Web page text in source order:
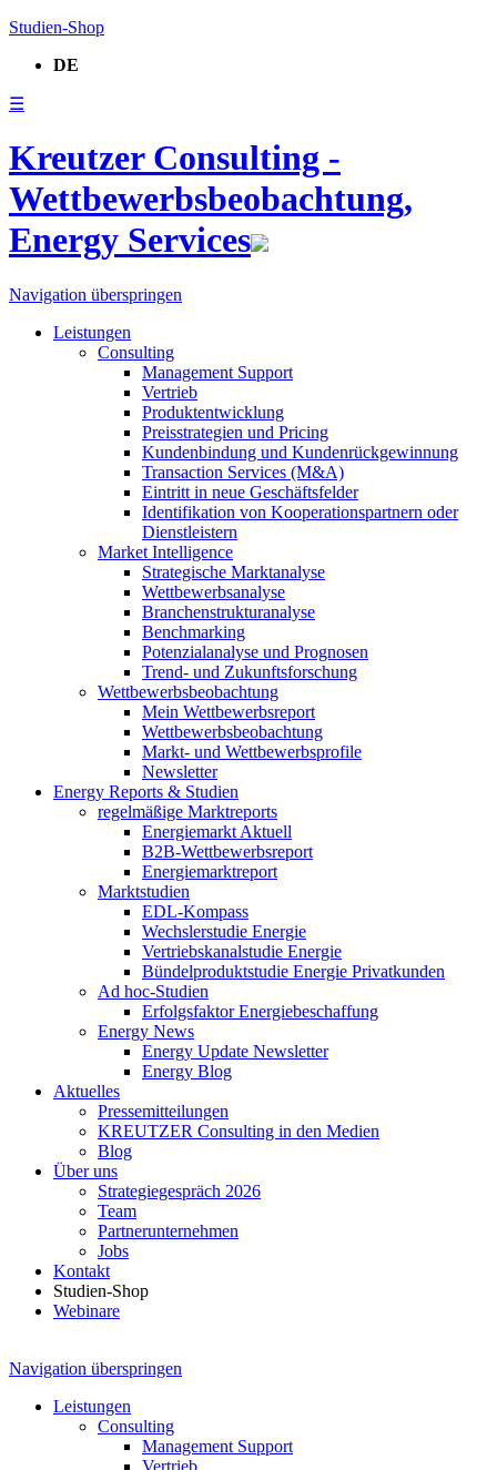
Studien-Shop
DE
☰
Kreutzer Consulting -
Wettbewerbsbeobachtung,
Energy Services
Navigation überspringen
Leistungen
Consulting
Management Support
Vertrieb
Produktentwicklung
Preisstrategien und Pricing
Kundenbindung und Kundenrückgewinnung
Transaction Services (M&A)
Eintritt in neue Geschäftsfelder
Identifikation von Kooperationspartnern oder
Dienstleistern
Market Intelligence
Strategische Marktanalyse
Wettbewerbsanalyse
Branchenstrukturanalyse
Benchmarking
Potenzialanalyse und Prognosen
Trend- und Zukunftsforschung
Wettbewerbs­beobachtung
Mein Wettbewerbsreport
Wettbewerbsbeobachtung
Markt- und Wettbewerbsprofile
Newsletter
Energy Reports & Studien
regelmäßige Marktreports
Energiemarkt Aktuell
B2B-Wettbewerbsreport
Energiemarktreport
Marktstudien
EDL-Kompass
Wechslerstudie Energie
Vertriebskanalstudie Energie
Bündelproduktstudie Energie Privatkunden
Ad hoc-Studien
Erfolgsfaktor Energiebeschaffung
Energy News
Energy Update Newsletter
Energy Blog
Aktuelles
Pressemitteilungen
KREUTZER Consulting in den Medien
Blog
Über uns
Strategiegespräch 2026
Team
Partnerunternehmen
Jobs
Kontakt
Studien-Shop
Webinare
Navigation überspringen
Leistungen
Consulting
Management Support
Vertrieb